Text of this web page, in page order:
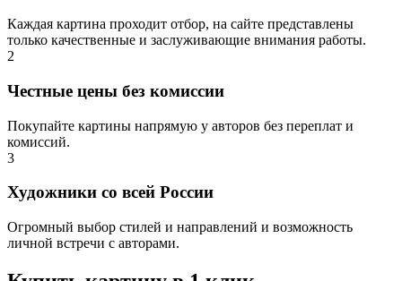
Каждая картина проходит отбор, на сайте представлены
только качественные и заслуживающие внимания работы.
2
Честные цены без комиссии
Покупайте картины напрямую у авторов без переплат и
комиссий.
3
Художники со всей России
Огромный выбор стилей и направлений и возможность
личной встречи с авторами.